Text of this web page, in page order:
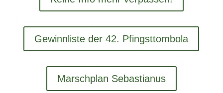
Gewinnliste der 42. Pfingsttombola
Marschplan Sebastianus